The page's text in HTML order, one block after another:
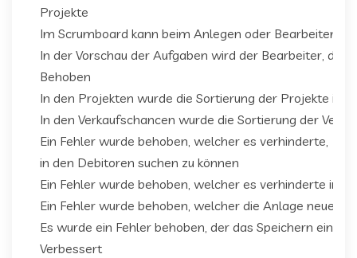
Projekte
Im Scrumboard kann beim Anlegen oder Bearbeiten
In der Vorschau der Aufgaben wird der Bearbeiter,
Behoben
In den Projekten wurde die Sortierung der Projekte
In den Verkaufschancen wurde die Sortierung der
Ein Fehler wurde behoben, welcher es verhinderte,
in den Debitoren suchen zu können
Ein Fehler wurde behoben, welcher es verhinderte in
Ein Fehler wurde behoben, welcher die Anlage neuer
Es wurde ein Fehler behoben, der das Speichern
Verbessert